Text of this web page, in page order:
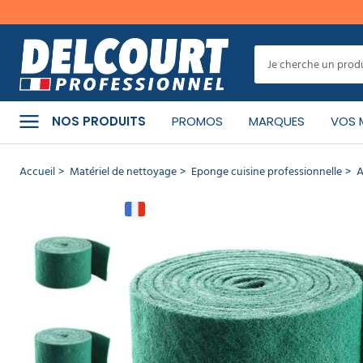
NOS PRODUITS PROMOS MARQUES VOS
MENU
CATÉGORIES
PRODUITS
NETTOYANTS
DE
NETTOYAGE
MACHINE
Cet
article
bien
été
ajouté
votre
vert
Delcourt
RÉF :
02.1224
:Delcourt
Accueil Matériel de nettoyage Eponge cuisine professionnelle